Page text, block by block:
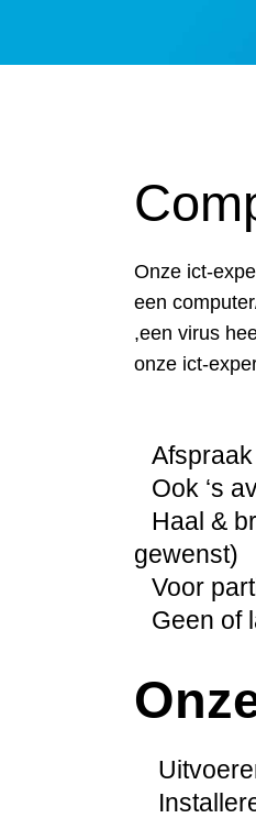
Onze ict-
een
,een virus
onze ict-
Ook ‘s
Haal &
gewenst)
Voor
Geen of